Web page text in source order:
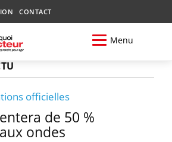
CONTACT
Menu
officielles
de 50 %
ondes